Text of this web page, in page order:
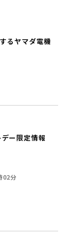
――ヤマダ電機
ー限定情報
02分